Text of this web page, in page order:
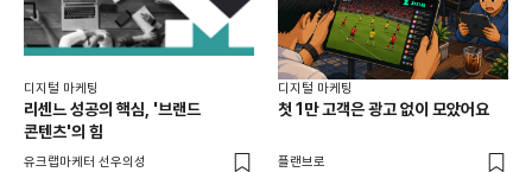
디지털 마케팅
리센느 성공의 핵심, '브랜드
콘텐츠'의 힘
유크랩마케터 선우의성
디지털 마케팅
첫 1만 고객은 광고 없이 모았어요
플랜브로